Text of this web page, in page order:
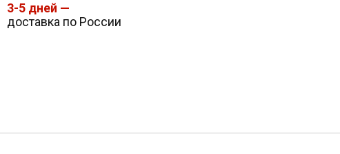
3-5 дней —
доставка по России